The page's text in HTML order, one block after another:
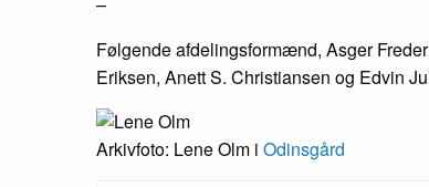
Følgende afdelingsformænd, Asger
Eriksen, Anett S. Christiansen og Edvin
Arkivfoto: Lene Olm i Odinsgård